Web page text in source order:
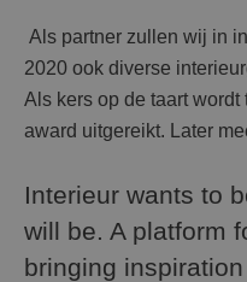
Als partner zullen wij in
2020 ook diverse
Als kers op de taart
award uitgereikt. Later
Interieur wants to
will be. A platform
bringing